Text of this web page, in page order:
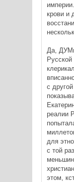
крови и
Да,
Русской
с
реалии
для
с той
этом,